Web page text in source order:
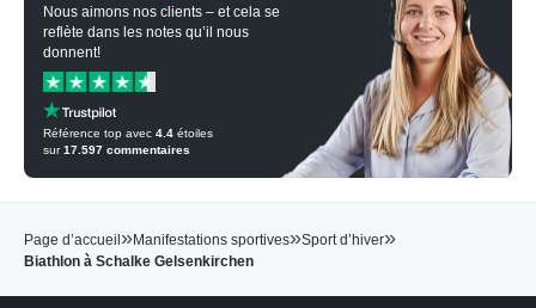
Nous aimons nos clients – et cela se
reflète dans les notes qu’il nous
donnent!
Référence top avec 4.4 étoiles
sur17.597 commentaires
Page d’accueil »Manifestations sportives»Sport d’hiver»
Biathlon à Schalke Gelsenkirchen